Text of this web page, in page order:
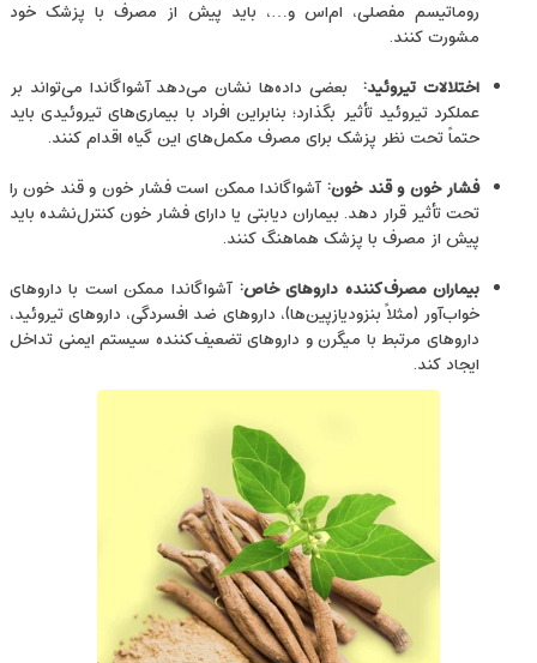
روماتیسم مفصلی، ام‌اس و…، باید پیش از مصرف با پزشک خود
مشورت کنند.
اختلالات تیروئید: بعضی داده‌ها نشان می‌دهد آشواگاندا می‌تواند بر
عملکرد تیروئید تأثیر بگذارد؛ بنابراین افراد با بیماری‌های تیروئیدی باید
حتماً تحت نظر پزشک برای مصرف مکمل‌های این گیاه اقدام کنند.
فشار خون و قند خون: آشواگاندا ممکن است فشار خون و قند خون را
تحت تأثیر قرار دهد. بیماران دیابتی یا دارای فشار خون کنترل‌نشده باید
پیش از مصرف با پزشک هماهنگ کنند.
بیماران مصرف‌کننده داروهای خاص: آشواگاندا ممکن است با داروهای
خواب‌آور (مثلاً بنزودیازپین‌ها)، داروهای ضد افسردگی، داروهای تیروئید،
داروهای مرتبط با میگرن و داروهای تضعیف‌کننده سیستم ایمنی تداخل
ایجاد کند.